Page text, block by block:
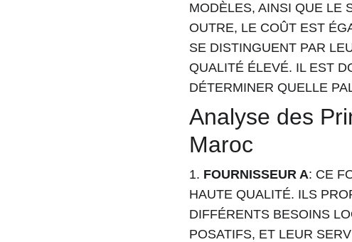
MODÈLES, AINSI QUE LE
OUTRE, LE COÛT EST
SE DISTINGUENT PAR
QUALITÉ ÉLEVÉ. IL EST
DÉTERMINER QUELLE
Analyse des
Maroc
1. FOURNISSEUR A: CE
HAUTE QUALITÉ. ILS
DIFFÉRENTS BESOINS
POSATIFS, ET LEUR